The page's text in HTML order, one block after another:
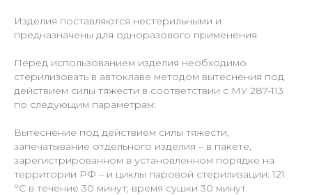
Изделия поставляются нестерильными и
предназначены для одноразового применения.
Перед использованием изделия необходимо
стерилизовать в автоклаве методом вытеснения под
действием силы тяжести в соответствии с МУ 287-113
по следующим параметрам:
Вытеснение под действием силы тяжести,
запечатывание отдельного изделия – в пакете,
зарегистрированном в установленном порядке на
территории РФ – и циклы паровой стерилизации: 121
°С в течение 30 минут; время сушки 30 минут.